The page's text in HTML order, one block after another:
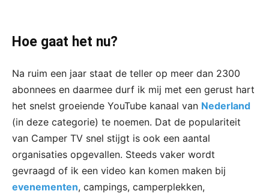
Hoe gaat het nu?
Na ruim een jaar staat de teller op meer dan 2300
abonnees en daarmee durf ik mij met een gerust hart
het snelst groeiende YouTube kanaal van Nederland
(in deze categorie) te noemen. Dat de populariteit
van Camper TV snel stijgt is ook een aantal
organisaties opgevallen. Steeds vaker wordt
gevraagd of ik een video kan komen maken bij
evenementen, campings, camperplekken,